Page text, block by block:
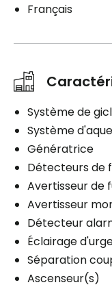
Français
Système de
Système
Génératrice
Détecteurs de
Avertisseur de
Avertisseur
Détecteur
Éclairage
Séparation
Ascenseur(s)